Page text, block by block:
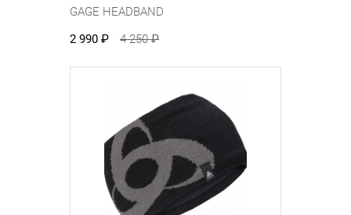
GAGE HEADBAND
2 990 ₽ 4 250₽